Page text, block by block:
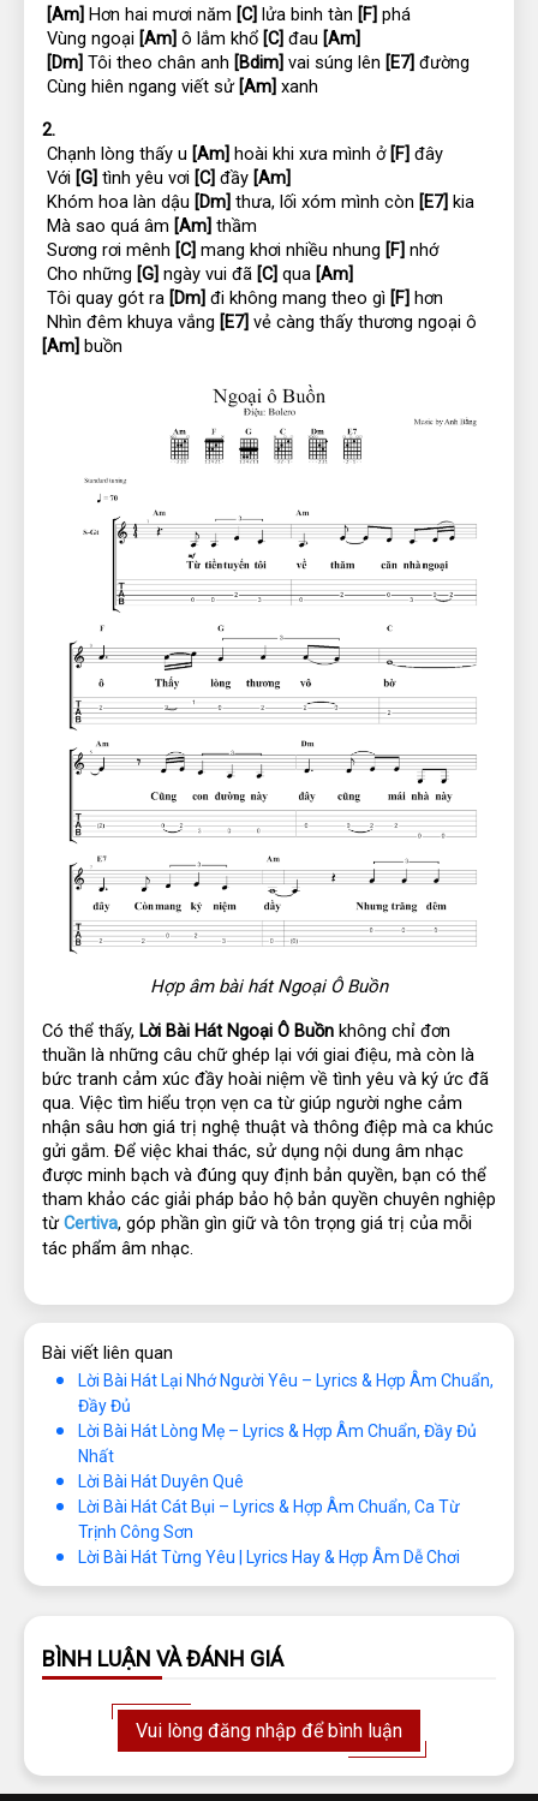
[Am] Hơn hai mươi năm [C] lửa binh tàn [F] phá
Vùng ngoại [Am] ô lắm khổ [C] đau [Am]
[Dm] Tôi theo chân anh [Bdim] vai súng lên [E7] đường
Cùng hiên ngang viết sử [Am] xanh
2.
Chạnh lòng thấy u [Am] hoài khi xưa mình ở [F] đây
Với [G] tình yêu vơi [C] đầy [Am]
Khóm hoa làn dậu [Dm] thưa, lối xóm mình còn [E7] kia
Mà sao quá âm [Am] thầm
Sương rơi mênh [C] mang khơi nhiều nhung [F] nhớ
Cho những [G] ngày vui đã [C] qua [Am]
Tôi quay gót ra [Dm] đi không mang theo gì [F] hơn
Nhìn đêm khuya vắng [E7]
[Am] buồn
Hợp âm bài hát Ngoại Ô Buồn
Có thể thấy, Lời Bài Hát Ngoại Ô Buồn không chỉ đơn
thuần là những câu chữ ghép lại với giai điệu, mà còn là
bức tranh cảm xúc đầy hoài niệm về tình yêu và ký ức đã
qua. Việc tìm hiểu trọn vẹn ca từ giúp người nghe cảm
nhận sâu hơn giá trị nghệ thuật và thông điệp mà ca khúc
gửi gắm. Để việc khai thác, sử dụng nội dung âm nhạc
được minh bạch và đúng quy định bản quyền, bạn có thể
tham khảo các giải pháp bảo hộ bản quyền chuyên nghiệp
từ Certiva, góp phần gìn giữ và tôn trọng giá trị của mỗi
tác phẩm âm nhạc.
Bài viết liên quan
Lời Bài Hát Lại Nhớ Người Yêu – Lyrics & Hợp Âm Chuẩn,
Đầy Đủ
Lời Bài Hát Lòng Mẹ – Lyrics & Hợp Âm Chuẩn, Đầy Đủ
Nhất
Lời Bài Hát Duyên Quê
Lời Bài Hát Cát Bụi – Lyrics & Hợp Âm Chuẩn, Ca Từ
Trịnh Công Sơn
Lời Bài Hát Từng Yêu | Lyrics Hay & Hợp Âm Dễ Chơi
BÌNH LUẬN VÀ ĐÁNH GIÁ
Vui lòng đăng nhập để bình luận